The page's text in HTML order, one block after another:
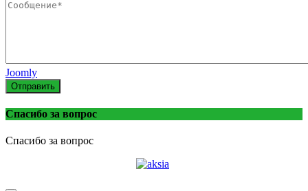
Joomly
Отправить
Спасибо за вопрос
Спасибо за вопрос